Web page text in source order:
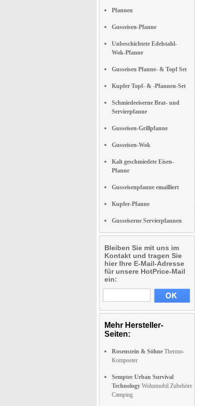
Pfannen
Gusseisen-Pfanne
Unbeschichtete Edelstahl-
Wok-Pfanne
Gusseisen Pfanne- & Topf Set
Kupfer Topf- & -Pfannen-Set
Schmiedeeiserne Brat- und
Servierpfanne
Gusseisen-Grillpfanne
Gusseisen-Wok
Kalt geschmiedete Eisen-
Pfanne
Gusseisenpfanne emailliert
Kupfer-Pfanne
Gusseiserne Servierpfannen
Bleiben Sie mit uns im
Kontakt und tragen Sie
hier Ihre E-Mail-Adresse
für unsere HotPrice-Mail
ein:
Mehr Hersteller-
Seiten:
Rosenstein & Söhne Thermo-
Komposter
Semptec Urban Survival
Technology Wohnmobil Zubehöre
Camping